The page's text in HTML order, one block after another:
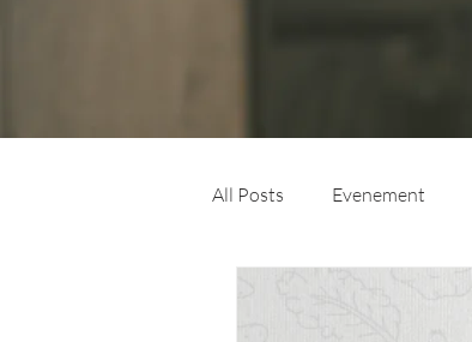
All Posts Evenement